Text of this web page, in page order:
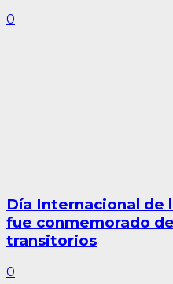
0
Día Internacional de
fue conmemorado
transitorios
0